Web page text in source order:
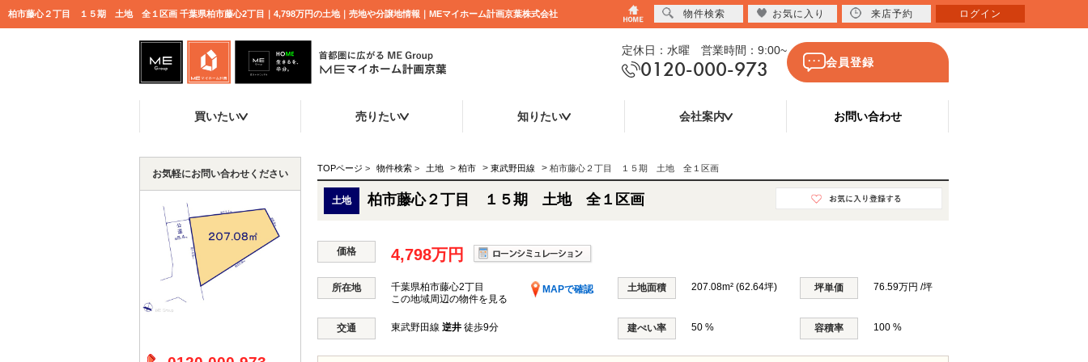
柏市藤心２丁目 １５期 土地 全１区画 千葉県柏市藤心2丁目｜4,798万円の土地｜売地や分譲地情報｜MEマイホーム計画京葉株式会社
定休日：水曜 営業時間：9:00~
0120-000-973 会員登録
買いたい 売りたい 知りたい 会社案内 お問い合わせ
TOPページ > 物件検索 > 土地 > 柏市 > 東武野田線 > 柏市藤心２丁目 １５期 土地 全１区画
土地 柏市藤心２丁目 １５期 土地 全１区画
価格 4,798万円
所在地 千葉県柏市藤心2丁目
MAPで確認
この地域周辺の物件を見る
土地面積 207.08m² (62.64坪) 坪単価 76.59万円 /坪
交通 東武野田線 逆井 徒歩9分 建ぺい率 50 % 容積率 100 %
お気軽にお問い合わせください
物件検索 お気に入り 来店予約 ログイン